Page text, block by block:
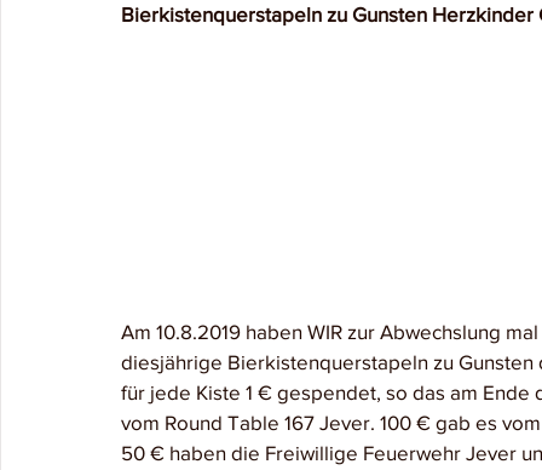
Bierkistenquerstapeln zu Gunsten Herzkinder
Am 10.8.2019 haben WIR zur Abwechslung
diesjährige Bierkistenquerstapeln zu
für jede Kiste 1 € gespendet, so das am
vom Round Table 167 Jever. 100 € gab es
50 € haben die Freiwillige Feuerwehr Jever